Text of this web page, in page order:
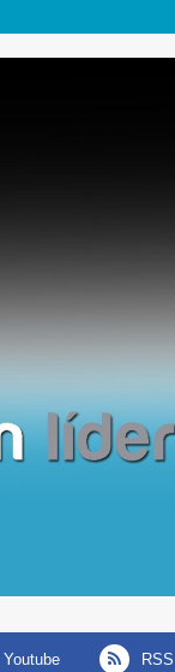
youtube RSS